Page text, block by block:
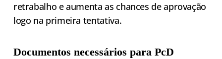
retrabalho e aumenta as chances de aprovação
logo na primeira tentativa.
Documentos necessários para PcD